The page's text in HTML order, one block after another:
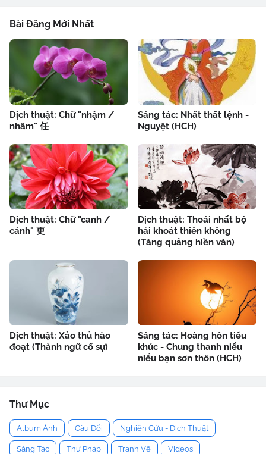
Bài Đăng Mới Nhất
Dịch thuật: Chữ "nhậm /
nhâm" 任
Sáng tác: Nhất thất lệnh -
Nguyệt (HCH)
Dịch thuật: Chữ "canh /
cánh" 更
Dịch thuật: Thoái nhất bộ
hải khoát thiên không
(Tăng quảng hiền văn)
Dịch thuật: Xảo thủ hào
đoạt (Thành ngữ cố sự)
Sáng tác: Hoàng hôn tiểu
khúc - Chung thanh niểu
niểu bạn sơn thôn (HCH)
Thư Mục
Album Ảnh Câu Đối Nghiên Cứu - Dịch Thuật
Sáng Tác Thư Pháp Tranh Vẽ Videos